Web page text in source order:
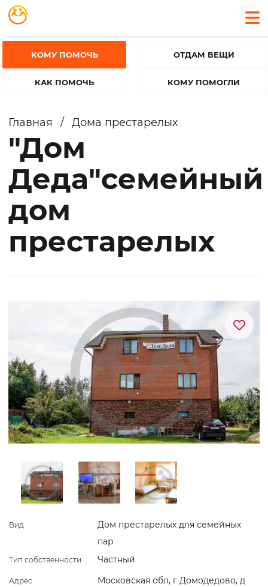
КОМУ ПОМОЧЬ
КАК ПОМОЧЬ
ОТДАМ ВЕЩИ
КОМУ ПОМОГЛИ
Главная / Дома престарелых
"Дом
Деда"семейный
дом
престарелых
Вид
Дом престарелых для семейных
пар
Тип собственности Частный
Адрес
Московская обл, г Домодедово, д